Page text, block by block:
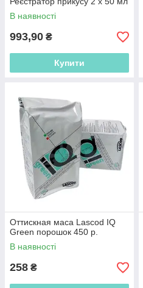
В наявності
993,90 ₴
Купити
Оттискная маса Lascod IQ
Green порошок 450 р.
В наявності
258 ₴